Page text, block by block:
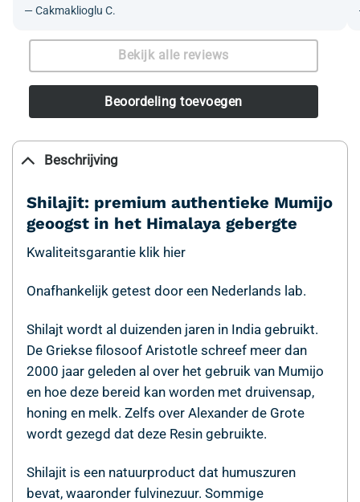
—Cakmaklioglu C.
Bekijk alle reviews
Beoordeling toevoegen
Beschrijving
Shilajit: premium authentieke Mumijo
geoogst in het Himalaya gebergte
Kwaliteitsgarantie klik hier
Onafhankelijk getest door een Nederlands lab.
Shilajt wordt al duizenden jaren in India gebruikt.
De Griekse filosoof Aristotle schreef meer dan
2000 jaar geleden al over het gebruik van Mumijo
en hoe deze bereid kan worden met druivensap,
honing en melk. Zelfs over Alexander de Grote
wordt gezegd dat deze Resin gebruikte.
Shilajit is een natuurproduct dat humuszuren
bevat, waaronder fulvinezuur. Sommige